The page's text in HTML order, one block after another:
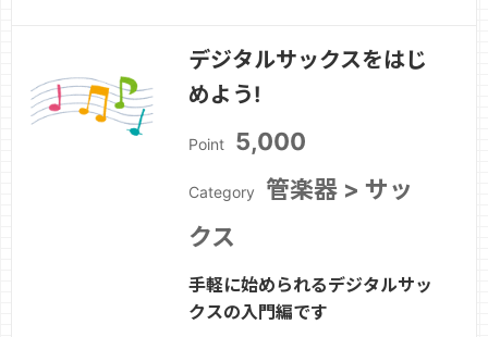
デジタルサックスをはじ
めよう!
Point 5,000
Category
管楽器 > サッ
クス
手軽に始められるデジタルサッ
クスの入門編です